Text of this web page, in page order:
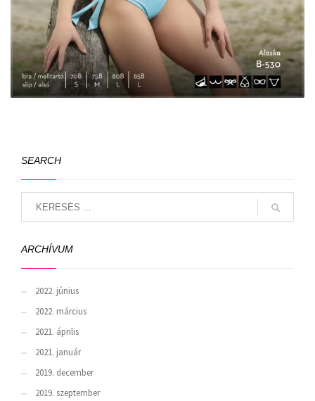
SEARCH
ARCHÍVUM
2022. június
2022. március
2021. április
2021. január
2019. december
2019. szeptember